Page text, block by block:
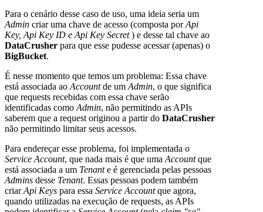
Para o cenário desse caso de uso, uma ideia seria um
Admin criar uma chave de acesso (composta porApi
Key, Api Key ID e Api Key Secret) e desse tal chave ao
DataCrusher para que esse pudesse acessar (apenas) o
BigBucket.
É nesse momento que temos um problema: Essa chave
está associada ao Accountde um Admin, o que significa
que requests recebidas com essa chave serão
identificadas como Admin, não permitindo as APIs
saberem que a request originou a partir do DataCrusher
não permitindo limitar seus acessos.
Para endereçar esse problema, foi implementada o
Service Account, que nada mais é que uma Accountque
está associada a um Tenante é gerenciada pelas pessoas
Admins desse Tenant. Essas pessoas podem também
criarApi Keys para essa Service Accountque agora,
quando utilizadas na execução de requests, as APIs